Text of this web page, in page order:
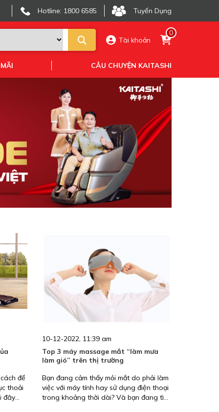
Hotline: 1800 6585 Tuyển Dụng
Tài khoản
0
CÂU CHUYỆN KAITASHI
để
thoải
đây
10-12-2022, 11:39 am
Top 3 máy massage mắt “làm mưa
làm gió” trên thị trường
Bạn đang cảm thấy mỏi mắt do phải làm
việc với máy tính hay sử dụng điện thoại
trong khoảng thời dài? Và bạn đang tìm